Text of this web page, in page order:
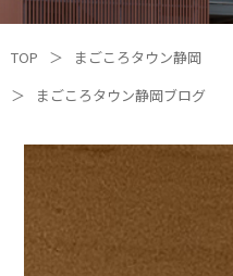
TOP ＞
まごころタウン静岡
＞
まごころタウン静岡ブログ